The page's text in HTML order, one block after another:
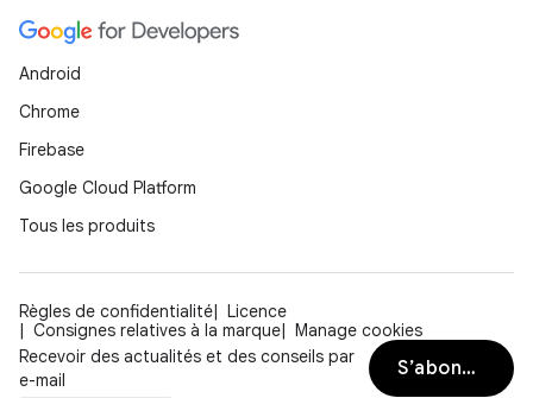
Android
Chrome
Firebase
Google Cloud Platform
Tous les produits
Règles de confidentialité
Licence
Consignes relatives à la marque
Manage cookies
Recevoir des actualités et des conseils par
e-mail
S’abonner